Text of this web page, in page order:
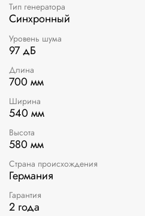
Тип генератора
Синхронный
Уровень шума
97 дБ
Длина
700 мм
Ширина
540 мм
Высота
580 мм
Страна происхождения
Германия
Гарантия
2 года